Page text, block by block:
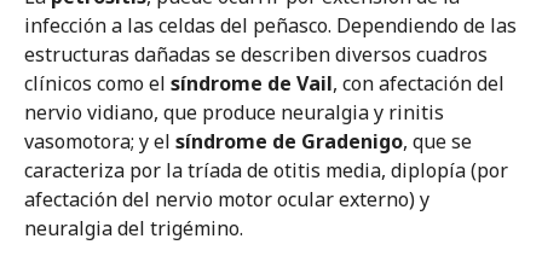
infección a las celdas del peñasco. Dependiendo de las
estructuras dañadas se describen diversos cuadros
clínicos como el síndrome de Vail, con afectación del
nervio vidiano, que produce neuralgia y rinitis
vasomotora; y el síndrome de Gradenigo, que se
caracteriza por la tríada de otitis media, diplopía (por
afectación del nervio motor ocular externo) y
neuralgia del trigémino.